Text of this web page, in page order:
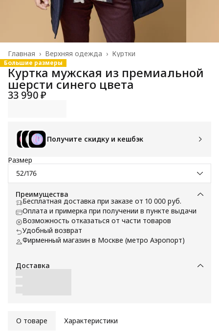
Куртки
Верхняя одежда ›
Главная ›
Большие размеры
Куртка мужская из премиальной
шерсти синего цвета
33 990 ₽
Получите скидку и кешбэк
Размер
52/176
Преимущества
Бесплатная доставка при заказе от 10 000 руб.
Оплата и примерка при получении в пункте выдачи
Возможность отказаться от части товаров
Удобный возврат
Фирменный магазин в Москве (метро Аэропорт)
Доставка
О товаре Характеристики